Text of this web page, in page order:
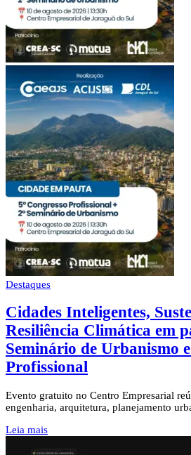
Destaques
Cidades Inteligentes,
Resiliência Climática em
Seminário de Urbanismo
Profissional
Evento gratuito no Centro Empresarial
engenharia, arquitetura, planejamento
Leia mais